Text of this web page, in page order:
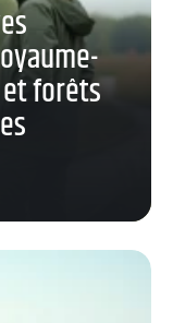
et forêts